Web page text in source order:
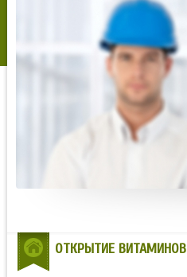
ОТКРЫТИЕ ВИТАМИНОВ